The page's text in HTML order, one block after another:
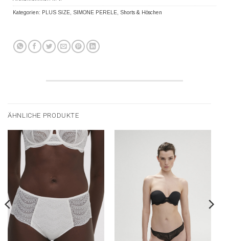
Kategorien: PLUS SIZE, SIMONE PERELE, Shorts & Höschen
ÄHNLICHE PRODUKTE